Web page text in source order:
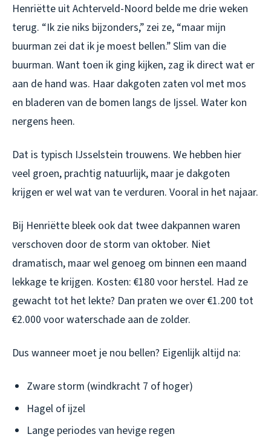
Henriëtte uit Achterveld-Noord belde me drie weken
terug. “Ik zie niks bijzonders,” zei ze, “maar mijn
buurman zei dat ik je moest bellen.” Slim van die
buurman. Want toen ik ging kijken, zag ik direct wat er
aan de hand was. Haar dakgoten zaten vol met mos
en bladeren van de bomen langs de Ijssel. Water kon
nergens heen.
Dat is typisch IJsselstein trouwens. We hebben hier
veel groen, prachtig natuurlijk, maar je dakgoten
krijgen er wel wat van te verduren. Vooral in het najaar.
Bij Henriëtte bleek ook dat twee dakpannen waren
verschoven door de storm van oktober. Niet
dramatisch, maar wel genoeg om binnen een maand
lekkage te krijgen. Kosten: €180 voor herstel. Had ze
gewacht tot het lekte? Dan praten we over €1.200 tot
€2.000 voor waterschade aan de zolder.
Dus wanneer moet je nou bellen? Eigenlijk altijd na:
Zware storm (windkracht 7 of hoger)
Hagel of ijzel
Lange periodes van hevige regen